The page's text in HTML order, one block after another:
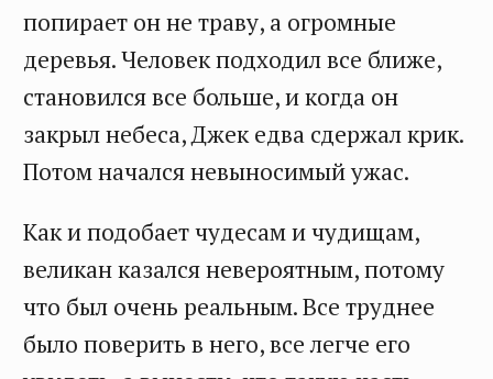
попирает он не траву, а огромные
деревья. Человек подходил все ближе,
становился все больше, и когда он
закрыл небеса, Джек едва сдержал крик.
Потом начался невыносимый ужас.
Как и подобает чудесам и чудищам,
великан казался невероятным, потому
что был очень реальным. Все труднее
было поверить в него, все легче его